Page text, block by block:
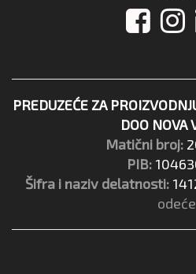
PREDUZEĆE ZA
DOO NOVA
Matični broj:
PIB:
Šifra i naziv delatnosti:
odeće